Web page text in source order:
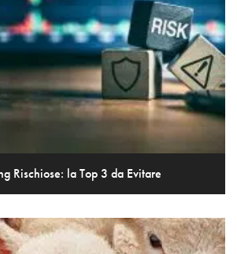
Rischiose: la Top 3 da Evitare